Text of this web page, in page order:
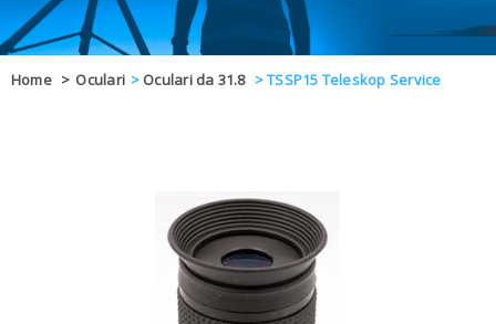
MARCHI
OFFERTE
GLI ORDINI SARANNO EVASI
Home > Oculari > Oculari da 31.8 >TSSP15 Teleskop Service